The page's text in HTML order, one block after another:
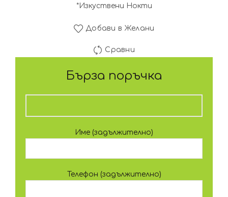
*Изкуствени Нокти
Добави в Желани
Сравни
Бърза поръчка
Име (задължително)
Телефон (задължително)